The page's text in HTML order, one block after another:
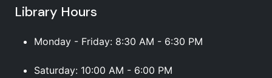
Library Hours
Monday - Friday: 8:30 AM - 6:30 PM
Saturday: 10:00 AM - 6:00 PM